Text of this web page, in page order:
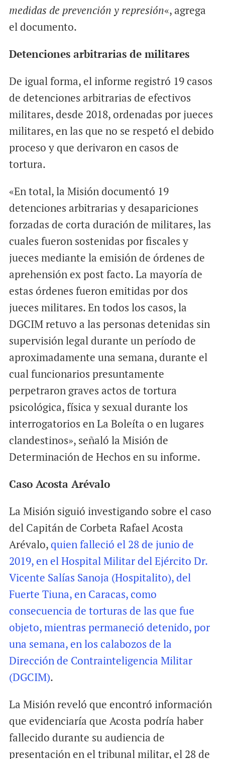
medidas de prevención y represión«, agrega
el documento.
Detenciones arbitrarias de militares
De igual forma, el informe registró 19 casos
de detenciones arbitrarias de efectivos
militares, desde 2018, ordenadas por jueces
militares, en las que no se respetó el debido
proceso y que derivaron en casos de
tortura.
«En total, la Misión documentó 19
detenciones arbitrarias y desapariciones
forzadas de corta duración de militares, las
cuales fueron sostenidas por fiscales y
jueces mediante la emisión de órdenes de
aprehensión ex post facto. La mayoría de
estas órdenes fueron emitidas por dos
jueces militares. En todos los casos, la
DGCIM retuvo a las personas detenidas sin
supervisión legal durante un período de
aproximadamente una semana, durante el
cual funcionarios presuntamente
perpetraron graves actos de tortura
psicológica, física y sexual durante los
interrogatorios en La Boleíta o en lugares
clandestinos», señaló la Misión de
Determinación de Hechos en su informe.
Caso Acosta Arévalo
La Misión siguió investigando sobre el caso
del Capitán de Corbeta Rafael Acosta
Arévalo,quien falleció el 28 de junio de
2019, en el Hospital Militar del Ejército Dr.
Vicente Salías Sanoja (Hospitalito), del
Fuerte Tiuna, en Caracas, como
consecuencia de torturas de las que fue
objeto, mientras permaneció detenido, por
una semana, en los calabozos de la
Dirección de Contrainteligencia Militar
(DGCIM).
La Misión reveló que encontró información
que evidenciaría que Acosta podría haber
fallecido durante su audiencia de
presentación en el tribunal militar, el 28 de